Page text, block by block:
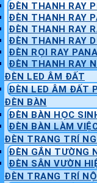
ĐÈN THANH RAY
ĐÈN THANH RAY
ĐÈN THANH RAY
ĐÈN THANH RAY
ĐÈN RỌI RAY
ĐÈN THANH RAY
ĐÈN LED ÂM ĐẤT
ĐÈN LED ÂM ĐẤT
ĐÈN BÀN
ĐÈN BÀN HỌC
ĐÈN BÀN LÀM
ĐÈN TRANG TRÍ
ĐÈN GẮN TƯỜNG
ĐÈN SÂN VƯỜN
ĐÈN TRANG TRÍ